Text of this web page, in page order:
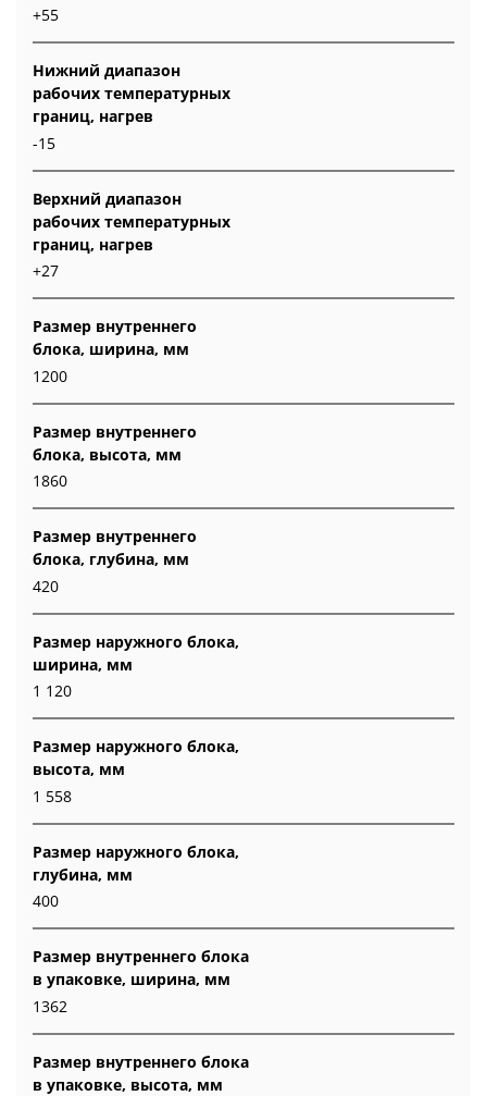
+55
Нижний диапазон
рабочих температурных
границ, нагрев
-15
Верхний диапазон
рабочих температурных
границ, нагрев
+27
Размер внутреннего
блока, ширина, мм
1200
Размер внутреннего
блока, высота, мм
1860
Размер внутреннего
блока, глубина, мм
420
Размер наружного блока,
ширина, мм
1 120
Размер наружного блока,
высота, мм
1 558
Размер наружного блока,
глубина, мм
400
Размер внутреннего блока
в упаковке, ширина, мм
1362
Размер внутреннего блока
в упаковке, высота, мм